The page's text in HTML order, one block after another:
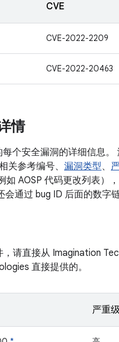
CVE
CVE-2022-2209
CVE-2022-20463
情
个安全漏洞的详细信息。
关参考编号、 漏洞类型、
AOSP 代码更改列表）
通过 bug ID 后面的数字
请直接从 Imagination
直接提供的。
严重